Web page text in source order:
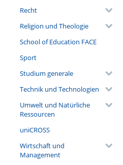
Recht
Religion und Theologie
School of Education FACE
Sport
Studium generale
Technik und Technologien
Umwelt und Natürliche
Ressourcen
uniCROSS
Wirtschaft und
Management